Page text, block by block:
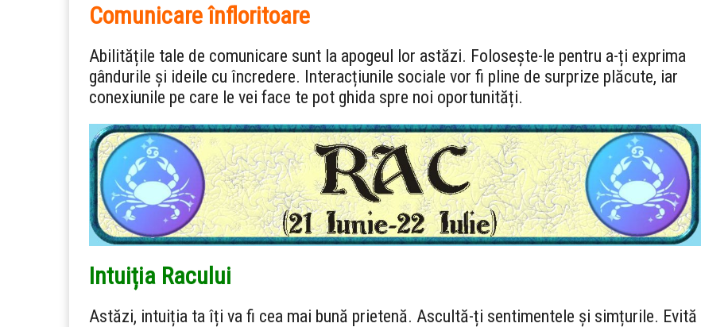
Comunicare înfloritoare
Abilitățile tale de comunicare sunt la apogeul lor astăzi. Folosește-le pentru a-ți exprima
gândurile și ideile cu încredere. Interacțiunile sociale vor fi pline de surprize plăcute, iar
conexiunile pe care le vei face te pot ghida spre noi oportunități.
Intuiția Racului
Astăzi, intuiția ta îți va fi cea mai bună prietenă. Ascultă-ți sentimentele și simțurile. Evită